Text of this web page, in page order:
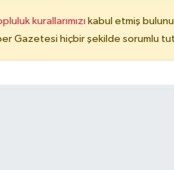
kurallarımızı kabul etmiş
Gazetesi hiçbir şekilde sorumlu